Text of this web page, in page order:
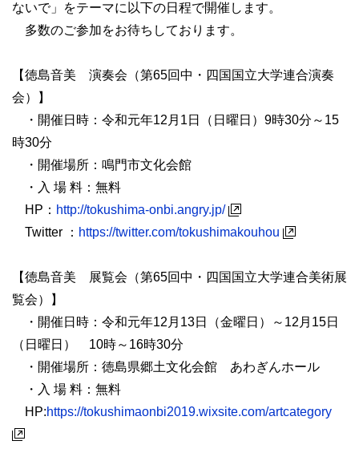
ないで」をテーマに以下の日程で開催します。
多数のご参加をお待ちしております。
【徳島音美 演奏会（第65回中・四国国立大学連合演奏
会）】
・開催日時：令和元年12月1日（日曜日）9時30分～15
時30分
・開催場所：鳴門市文化会館
・入 場 料：無料
HP： http://tokushima-onbi.angry.jp/
Twitter ： https://twitter.com/tokushimakouhou
【徳島音美 展覧会（第65回中・四国国立大学連合美術展
覧会）】
・開催日時：令和元年12月13日（金曜日）～12月15日
（日曜日） 10時～16時30分
・開催場所：徳島県郷土文化会館 あわぎんホール
・入 場 料：無料
HP:https://tokushimaonbi2019.wixsite.com/artcategory